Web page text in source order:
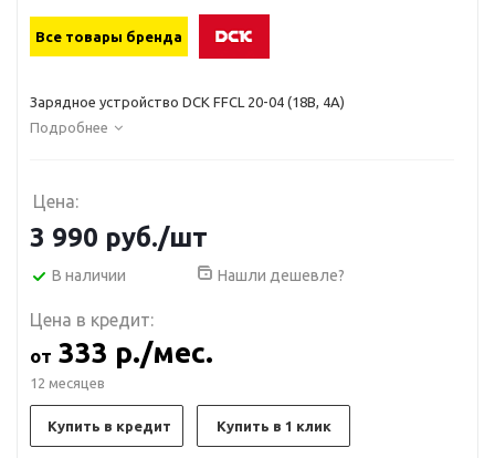
Все товары бренда
Зарядное устройство DCK FFCL 20-04 (18В, 4А)
Подробнее
Цена:
3 990 руб./шт
В наличии Нашли дешевле?
Цена в кредит:
от 333 р./мес.
12 месяцев
Купить в кредит Купить в 1 клик